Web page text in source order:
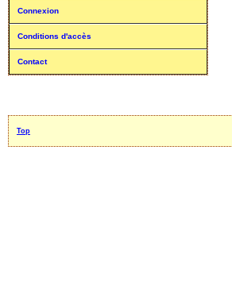
Connexion
Conditions d'accès
Contact
Top